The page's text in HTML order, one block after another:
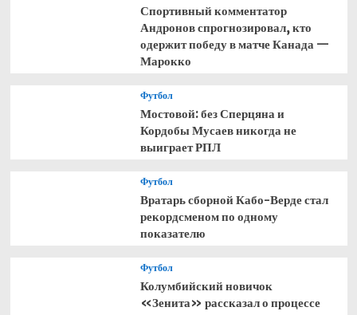
Спортивный комментатор
Андронов спрогнозировал, кто
одержит победу в матче Канада —
Марокко
Футбол
Мостовой: без Сперцяна и
Кордобы Мусаев никогда не
выиграет РПЛ
Футбол
Вратарь сборной Кабо-Верде стал
рекордсменом по одному
показателю
Футбол
Колумбийский новичок
«Зенита» рассказал о процессе